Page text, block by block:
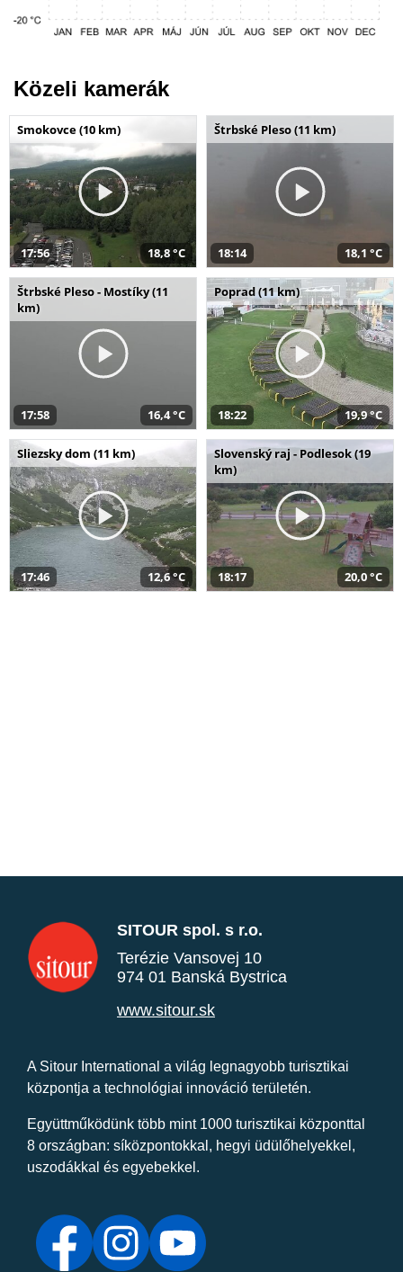
Közeli kamerák
Smokovce (10 km)
17:56 18,8 °C
Štrbské Pleso (11 km)
18:14 18,1 °C
Štrbské Pleso - Mostíky (11
km)
17:58 16,4 °C
Poprad (11 km)
18:22 19,9 °C
Sliezsky dom (11 km)
17:46 12,6 °C
Slovenský raj - Podlesok (19
km)
18:17 20,0 °C
SITOUR spol. s r.o.
Terézie Vansovej 10
974 01 Banská Bystrica
www.sitour.sk
A Sitour International a világ legnagyobb turisztikai
központja a technológiai innováció területén.
Együttműködünk több mint 1000 turisztikai központtal
8 országban: síközpontokkal, hegyi üdülőhelyekkel,
uszodákkal és egyebekkel.